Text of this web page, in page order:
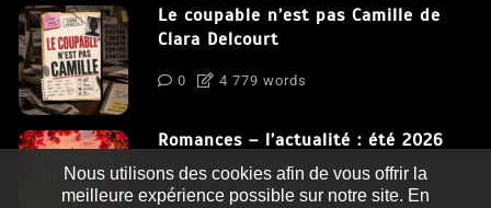
Le coupable n’est pas Camille de
Clara Delcourt
0 4 779 words
Romances – l’actualité : été 2026
0 3 052 words
Nous utilisons des cookies afin de vous offrir la
meilleure expérience possible sur notre site. En